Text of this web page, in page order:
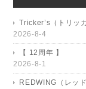
Tricker’s（トリッ
2026-8-4
【 12周年 】
2026-8-1
REDWING（レッ